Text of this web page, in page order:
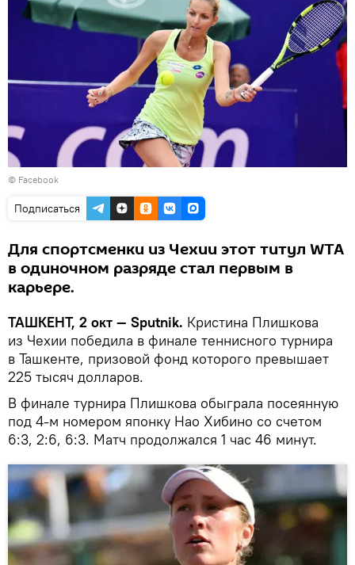
© Facebook
Подписаться
Для спортсменки из Чехии этот титул WTA
в одиночном разряде стал первым в
карьере.
ТАШКЕНТ, 2 окт — Sputnik. Кристина Плишкова
из Чехии победила в финале теннисного турнира
в Ташкенте, призовой фонд которого превышает
225 тысяч долларов.
В финале турнира Плишкова обыграла посеянную
под 4-м номером японку Нао Хибино со счетом
6:3, 2:6, 6:3. Матч продолжался 1 час 46 минут.